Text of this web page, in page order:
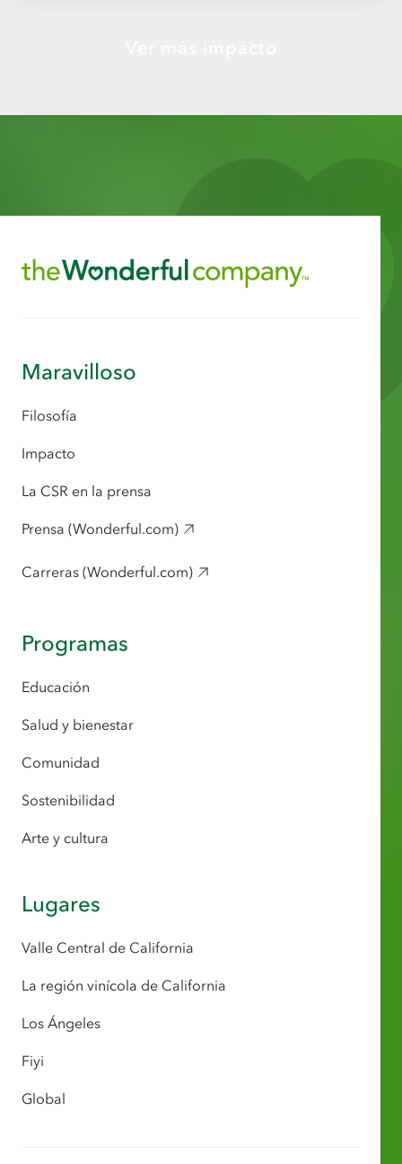
Maravilloso
Filosofía
Impacto
La CSR en la prensa
Prensa (Wonderful.com)
Carreras (Wonderful.com)
Programas
Educación
Salud y bienestar
Comunidad
Sostenibilidad
Arte y cultura
Lugares
Valle Central de California
La región vinícola de California
Los Ángeles
Fiyi
Global